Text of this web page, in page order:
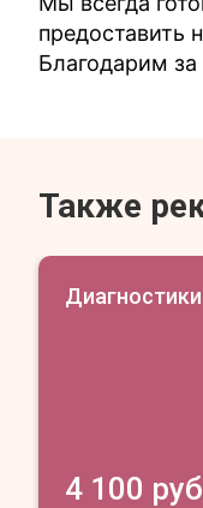
Благодарим
Также
4 100